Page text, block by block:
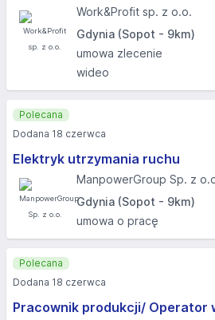
Work&Profit sp. z o.o.
Gdynia (Sopot - 9km)
umowa zlecenie
wideo
Elektryk utrzymania ruchu
ManpowerGroup Sp. z
Gdynia (Sopot - 9km)
umowa o pracę
Polecana
Dodana 18 czerwca
Pracownik produkcji/ Operator
Polecana
Dodana 18 czerwca